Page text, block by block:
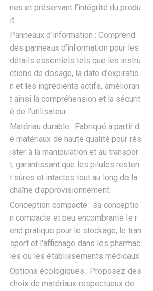
nes et préservant l'intégrité du produ
it.
Panneaux d'information : Comprend
des panneaux d'information pour les
détails essentiels tels que les instru
ctions de dosage, la date d'expiratio
n et les ingrédients actifs, amélioran
t ainsi la compréhension et la sécurit
é de l'utilisateur.
Matériau durable : Fabriqué à partir d
e matériaux de haute qualité pour rés
ister à la manipulation et au transpor
t, garantissant que les pilules resten
t sûres et intactes tout au long de la
chaîne d'approvisionnement.
Conception compacte : sa conceptio
n compacte et peu encombrante le r
end pratique pour le stockage, le tran
sport et l'affichage dans les pharmac
ies ou les établissements médicaux.
Options écologiques : Proposez des
choix de matériaux respectueux de